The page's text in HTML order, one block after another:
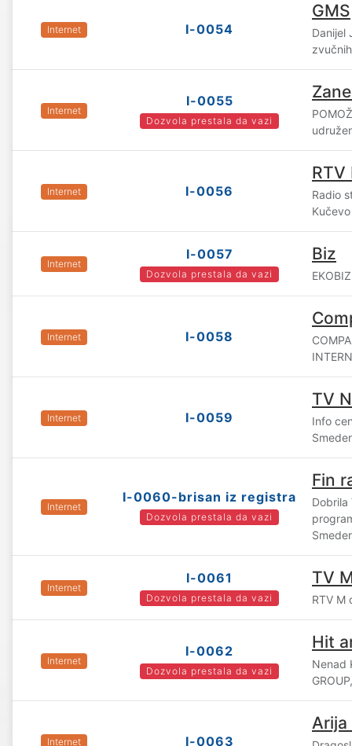
Internet I-0054
GMS
Danijel
Internet
I-0055
Dozvola prestala da vazi
Internet I-0056
RTV
Radio
Kučevo
Internet
I-0057
Dozvola prestala da vazi
Biz
Internet I-0058
Internet I-0059
TV
Info
Internet
I-0060-brisan iz registra
Dozvola prestala da vazi
Fin
Internet
I-0061
Dozvola prestala da vazi
TV
RTV M
Internet
I-0062
Dozvola prestala da vazi
Hit
Nenad
Internet I-0063